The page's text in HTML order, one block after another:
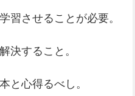
習させることが必要。
決すること。
と心得るべし。